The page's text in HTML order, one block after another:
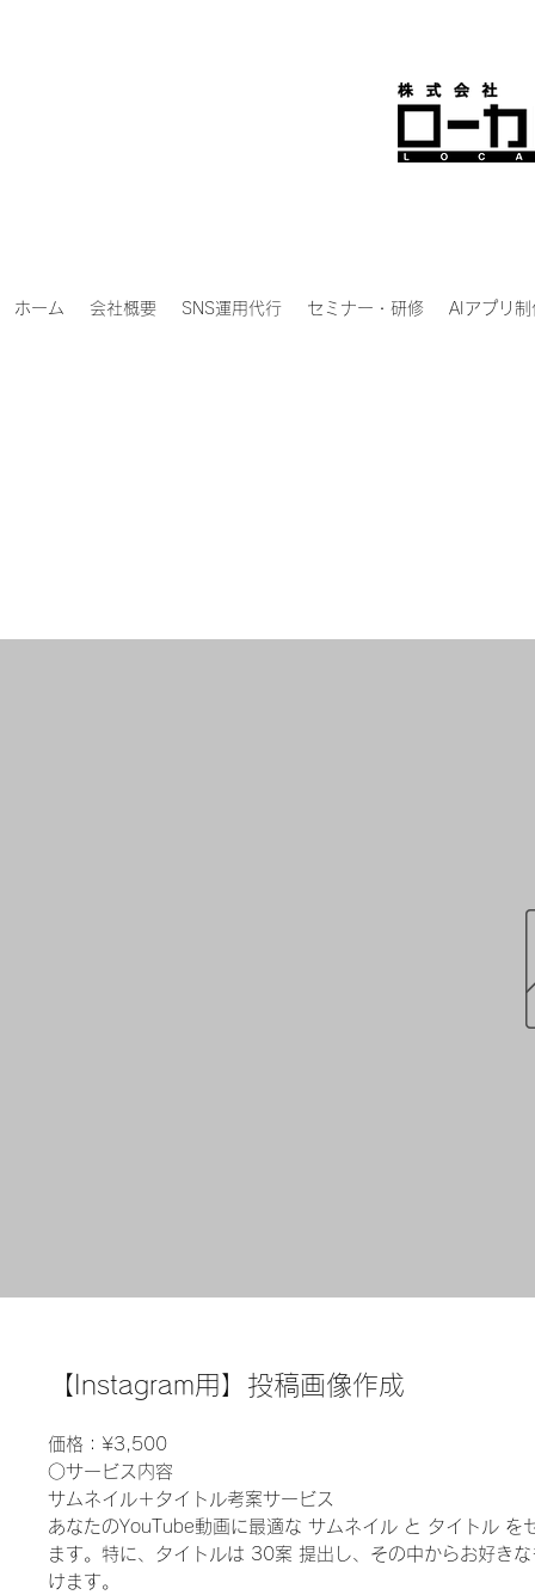
ホーム 会社概要 SNS運用代行 セミナー・研修 AIアプリ制
【Instagram用】投稿画像作成
価格：¥3,500
○サービス内容
サムネイル＋タイトル考案サービス
あなたのYouTube動画に最適な サムネイル と タイトル を
ます。特に、タイトルは 30案 提出し、その中からお好き
けます。